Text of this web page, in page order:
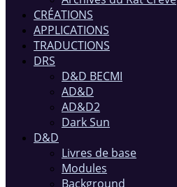
CRÉATIONS
APPLICATIONS
TRADUCTIONS
DRS
D&D BECMI
AD&D
AD&D2
Dark Sun
D&D
Livres de base
Modules
Background